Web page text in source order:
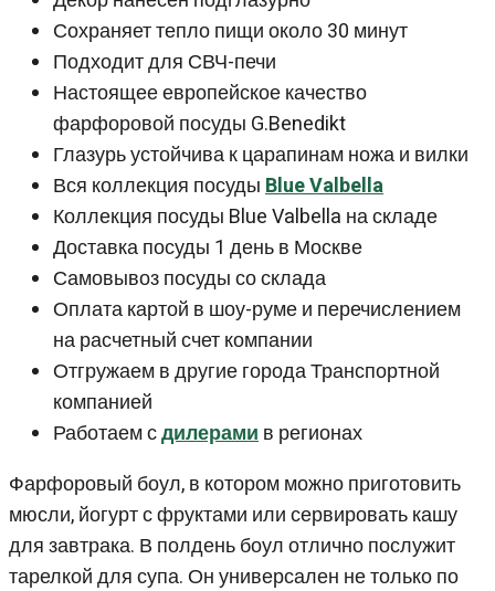
Сохраняет тепло пищи около 30 минут
Подходит для СВЧ-печи
Настоящее европейское качество
фарфоровой посуды G.Benedikt
Глазурь устойчива к царапинам ножа и вилки
Вся коллекция посудыBlue Valbella
Коллекция посуды Blue Valbella на складе
Доставка посуды 1 день в Москве
Самовывоз посуды со склада
Оплата картой в шоу-руме и перечислением
на расчетный счет компании
Отгружаем в другие города Транспортной
компанией
Работаем сдилерамив регионах
Фарфоровый боул, в котором можно приготовить
мюсли, йогурт с фруктами или сервировать кашу
для завтрака. В полдень боул отлично послужит
тарелкой для супа. Он универсален не только по